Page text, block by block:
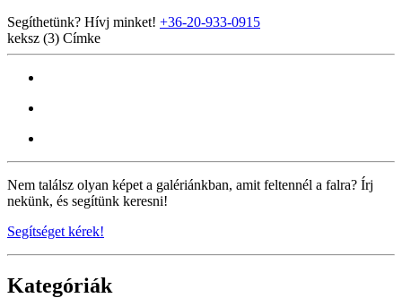
Segíthetünk? Hívj minket! +36-20-933-0915
keksz (3) Címke
Nem találsz olyan képet a galériánkban, amit feltennél a falra? Írj
nekünk, és segítünk keresni!
Segítséget kérek!
Kategóriák